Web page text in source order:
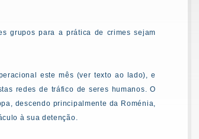
grupos para a prática de crimes sejam
este mês (ver texto ao lado), e
redes de tráfico de seres humanos. O
descendo principalmente da Roménia,
à sua detenção.